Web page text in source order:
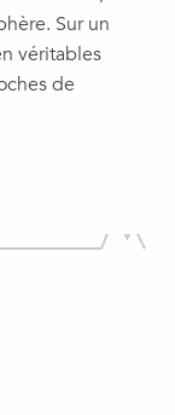
Sur un
véritables
de